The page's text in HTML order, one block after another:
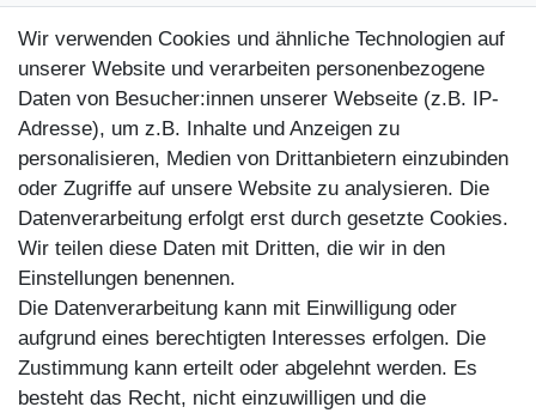
Kontakt
Kundenretouren
Reparaturservice
Zahlungsarten
Wir verwenden Cookies und ähnliche Technologien auf
unserer Website und verarbeiten personenbezogene
Daten von Besucher:innen unserer Webseite (z.B. IP-
Adresse), um z.B. Inhalte und Anzeigen zu
personalisieren, Medien von Drittanbietern einzubinden
oder Zugriffe auf unsere Website zu analysieren. Die
Datenverarbeitung erfolgt erst durch gesetzte Cookies.
Wir teilen diese Daten mit Dritten, die wir in den
Einstellungen benennen.
Die Datenverarbeitung kann mit Einwilligung oder
aufgrund eines berechtigten Interesses erfolgen. Die
Zustimmung kann erteilt oder abgelehnt werden. Es
besteht das Recht, nicht einzuwilligen und die